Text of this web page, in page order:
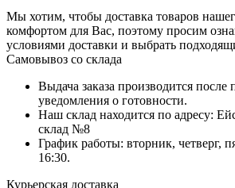
Мы хотим, чтобы доставка товаров
комфортом для Вас, поэтому просим
условиями доставки и выбрать
Самовывоз со склада
Выдача заказа производится
уведомления о готовности.
Наш склад находится по адресу:
склад №8
График работы: вторник, четверг,
16:30.
Курьерская доставка